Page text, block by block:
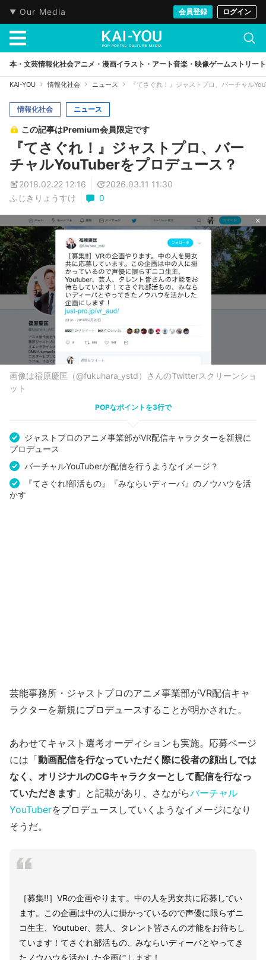
Our Media 会員登録 ログイン
本・文芸情報化社会アニメ・漫画イラスト・アート音楽・映像ゲームストリート
KAI-YOU 情報化社会 ニュース 『てさぐれ！』ジャストプロ、バーチャル
情報化社会 ニュース
この記事はPremium会員限定です
『てさぐれ！』ジャストプロ、バー
チャルYouTuberをプロデュース？
2018.02.22 12:16
2026.03.11 11:30
ふじきりょうすけ
0
画像は福原慶匡‏（@fukuhara_ystd）さんのTwitterスクリーンショ
ット
POPなポイントを3行で
ジャストプロのアニメ事業部がVR配信キャラクターを新規に
プロデュース
バーチャルYouTuberが配信を行うようなイメージ？
『てさぐれ!部活もの』『みならいディーバ』のノウハウを活
かす
芸能事務所・ジャストプロのアニメ事業部がVR配信キャ
ラクターを新規にプロデュースすることが明かされた。
あわせてキャスト選考オーディションも実施。応募ページ
には「動画配信を行なっていただく際に役者の顔出しでは
なく、オリジナルのCGキャラクターとして配信を行なっ
ていただきます 」と記載があり、さながらバーチャル
YouTuberをプロデュースしていくようなイメージになり
そうだ。
［募集!!］VRの企画やります。中の人を男女共に応募してい
ます。この企画は中の人に掛かっているので声優に限らずニ
コ生主、Youtuber、芸人、タレント皆さんの才能をお待ちし
ています！てさぐれ部活もの、みならいディーバとやってき
たノウハウを活かした企画にします！